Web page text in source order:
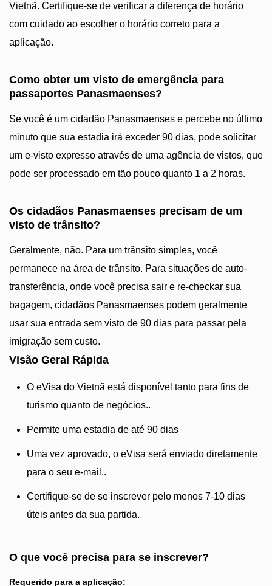
Vietnã. Certifique-se de verificar a diferença de horário
com cuidado ao escolher o horário correto para a
aplicação.
Como obter um visto de emergência para
passaportes Panasmaenses?
Se você é um cidadão Panasmaenses e percebe no último
minuto que sua estadia irá exceder 90 dias, pode solicitar
um e-visto expresso através de uma agência de vistos, que
pode ser processado em tão pouco quanto 1 a 2 horas.
Os cidadãos Panasmaenses precisam de um
visto de trânsito?
Geralmente, não. Para um trânsito simples, você
permanece na área de trânsito. Para situações de auto-
transferência, onde você precisa sair e re-checkar sua
bagagem, cidadãos Panasmaenses podem geralmente
usar sua entrada sem visto de 90 dias para passar pela
imigração sem custo.
Visão Geral Rápida
O eVisa do Vietnã está disponível tanto para fins de
turismo quanto de negócios..
Permite uma estadia de até 90 dias
Uma vez aprovado, o eVisa será enviado diretamente
para o seu e-mail..
Certifique-se de se inscrever pelo menos 7-10 dias
úteis antes da sua partida.
O que você precisa para se inscrever?
Requerido para a aplicação: